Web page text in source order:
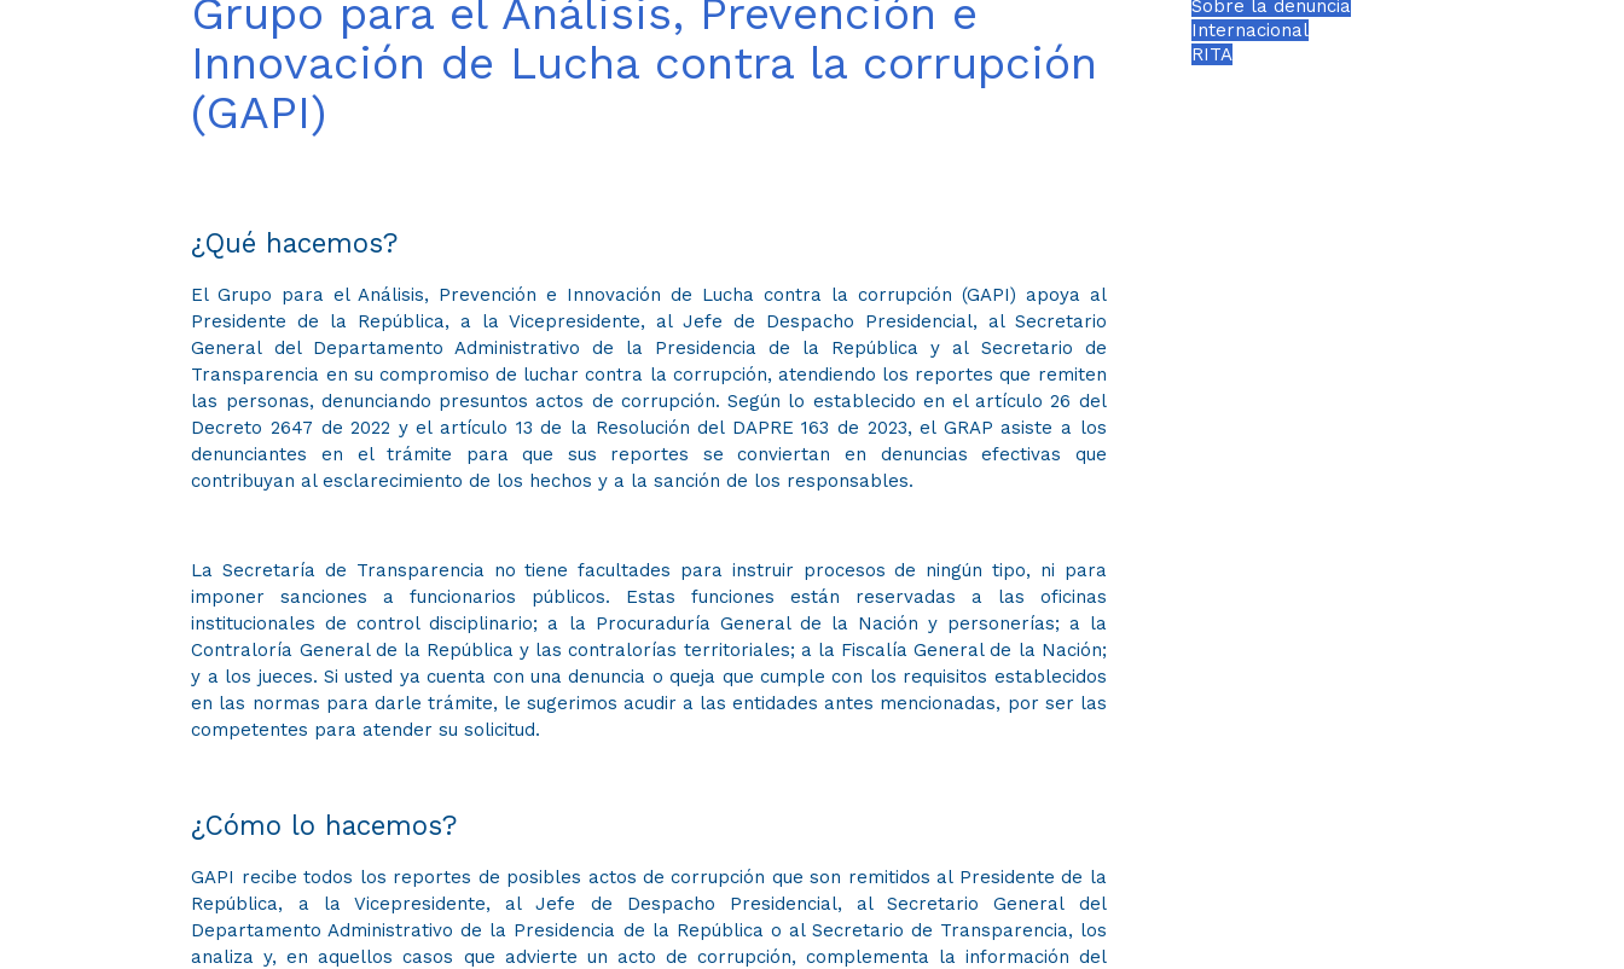
Grupo para el Análisis, Prevención e
Innovación de Lucha contra la corrupción
(GAPI)
¿Qué hacemos?​
El Grupo para el Análisis, Prevención e Innovación de Lucha contra la corrupción (GAPI)​ apoya al
Presidente de la República, a la Vicepresidente, al Jefe de Despacho Presidencial, al Secretario
General del Departamento Administrativo de la Presidencia de la República y al Secretario de
Transparencia en su compromiso de luchar contra la corrupción, atendiendo los reportes que remiten
las personas, denunciando presuntos actos de corrupción. Según lo establecido en el artículo 26 del
Decreto 2647 de 2022 y el artículo 13 de la Resolución del DAPRE 163 de 2023, el GRAP asiste a los
denunciantes en el trámite para que sus reportes se conviertan en denuncias efectivas que
contribuyan al esclarecimiento de los hechos y a la sanción de los responsables.
La Secretaría de Transparencia no tiene facultades para instruir procesos de ningún tipo, ni para
imponer sanciones a funcionarios públicos. Estas funciones están reservadas a las oficinas
institucionales de control disciplinario; a la Procuraduría General de la Nación y personerías; a la
Contraloría General de la República y las contralorías territoriales; a la Fiscalía General de la Nación;
y a los jueces. Si usted ya cuenta con una denuncia o queja que cumple con los requisitos establecidos
en las normas para darle trámite, le sugerimos acudir a las entidades antes mencionadas, por ser las
competentes para atender su solicitud.
¿Cómo lo hacemos?
GAPI recibe todos los reportes de posibles actos de corrupción que son remitidos al Presidente de la
República, a la Vicepresidente, al Jefe de Despacho Presidencial, al Secretario General del
Departamento Administrativo de la Presidencia de la República o al Secretario de Transparencia, los
analiza y, en aquellos casos que advierte un acto de corrupción, complementa la información del
Sobre la denuncia
Internacional
RITA